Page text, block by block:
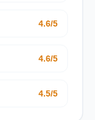
4.6/5
4.6/5
4.5/5